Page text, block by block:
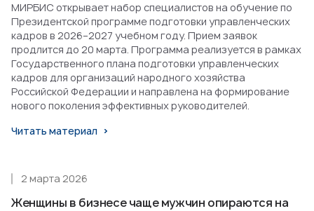
МИРБИС открывает набор специалистов на обучение по
Президентской программе подготовки управленческих
кадров в 2026–2027 учебном году. Прием заявок
продлится до 20 марта. Программа реализуется в рамках
Государственного плана подготовки управленческих
кадров для организаций народного хозяйства
Российской Федерации и направлена на формирование
нового поколения эффективных руководителей.
Читать материал
Женщины в бизнесе чаще мужчин опираются на
2 марта 2026